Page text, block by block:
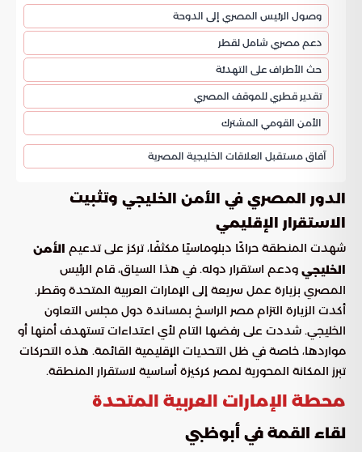
وصول الرئيس المصري إلى الدوحة
دعم مصري شامل لقطر
حث الأطراف على التهدئة
تقدير قطري للموقف المصري
الأمن القومي المشترك
آفاق مستقبل العلاقات الخليجية المصرية
الدور المصري في الأمن الخليجي وتثبيت
الاستقرار الإقليمي
شهدت المنطقة حراكًا دبلوماسيًا مكثفًا، تركز على تدعيم الأمن
الخليجي ودعم استقرار دوله. في هذا السياق، قام الرئيس
المصري بزيارة عمل سريعة إلى الإمارات العربية المتحدة وقطر.
أكدت الزيارة التزام مصر الراسخ بمساندة دول مجلس التعاون
الخليجي. شددت على رفضها التام لأي اعتداءات تستهدف أمنها أو
مواردها، خاصة في ظل التحديات الإقليمية القائمة. هذه التحركات
تبرز المكانة المحورية لمصر كركيزة أساسية لاستقرار المنطقة.
محطة الإمارات العربية المتحدة
لقاء القمة في أبوظبي